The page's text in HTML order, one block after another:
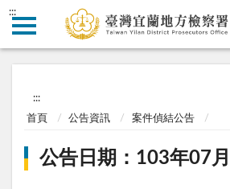
:::
:::
首頁 公告資訊 案件偵結公告
公告日期：103年07